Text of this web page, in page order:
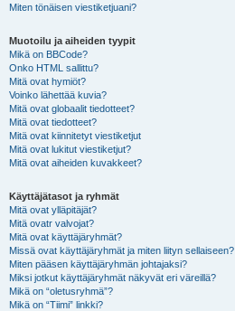
Miten tönäisen viestiketjuani?
Muotoilu ja aiheiden tyypit
Mikä on BBCode?
Onko HTML sallittu?
Mitä ovat hymiöt?
Voinko lähettää kuvia?
Mitä ovat globaalit tiedotteet?
Mitä ovat tiedotteet?
Mitä ovat kiinnitetyt viestiketjut
Mitä ovat lukitut viestiketjut?
Mitä ovat aiheiden kuvakkeet?
Käyttäjätasot ja ryhmät
Mitä ovat ylläpitäjät?
Mitä ovatr valvojat?
Mitä ovat käyttäjäryhmät?
Missä ovat käyttäjäryhmät ja miten liityn sellaiseen?
Miten pääsen käyttäjäryhmän johtajaksi?
Miksi jotkut käyttäjäryhmät näkyvät eri väreillä?
Mikä on “oletusryhmä”?
Mikä on “Tiimi” linkki?